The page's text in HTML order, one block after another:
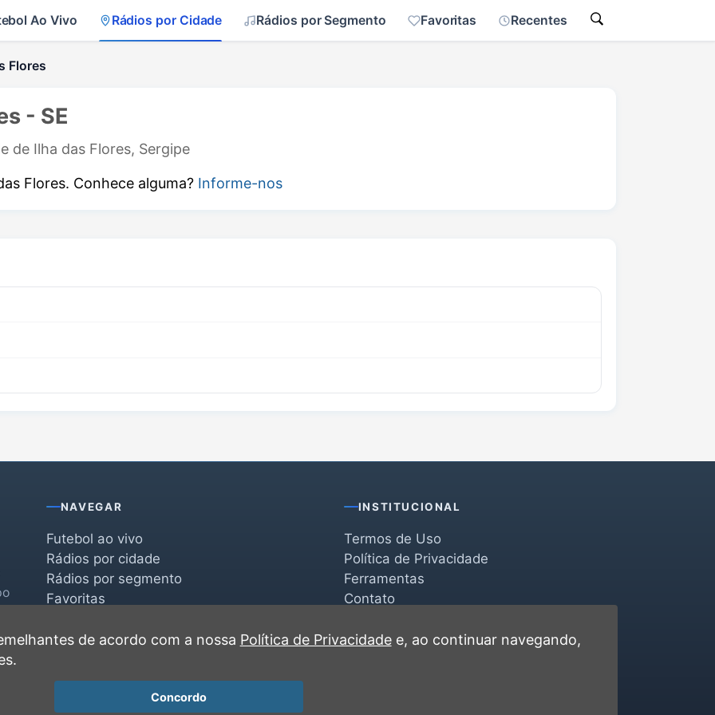
Ao Vivo Rádios por Cidade Rádios por Segmento Favoritas Recentes
Flores
- SE
de Ilha das Flores, Sergipe
Flores. Conhece alguma? Informe-nos
NAVEGAR
Futebol ao vivo
Rádios por cidade
Rádios por segmento
Favoritas
INSTITUCIONAL
Termos de Uso
Política de Privacidade
Ferramentas
Contato
de acordo com a nossa Política de Privacidadee, ao continuar navegando,
Concordo